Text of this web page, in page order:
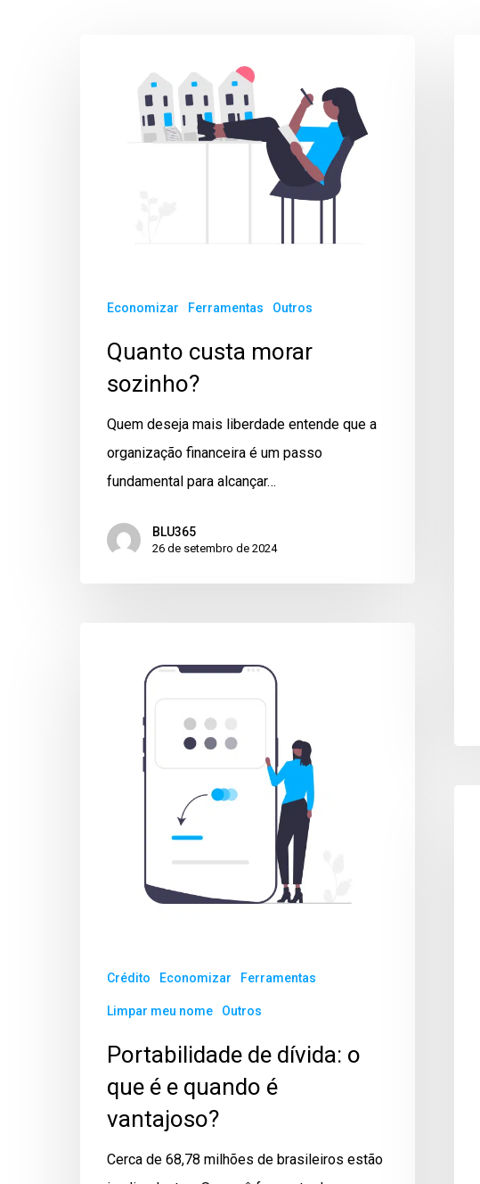
Economizar Ferramentas Outros
Quanto custa morar
sozinho?
Quem deseja mais liberdade entende que a
organização financeira é um passo
fundamental para alcançar…
BLU365
26 de setembro de 2024
Crédito Economizar Ferramentas
Limpar meu nome Outros
Portabilidade de dívida: o
que é e quando é
vantajoso?
Cerca de 68,78 milhões de brasileiros estão